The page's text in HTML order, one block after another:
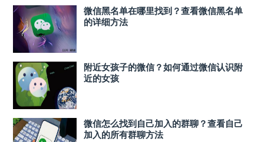
微信黑名单在哪里找到？查看微信黑名单
的详细方法
附近女孩子的微信？如何通过微信认识附
近的女孩
微信怎么找到自己加入的群聊？查看自己
加入的所有群聊方法